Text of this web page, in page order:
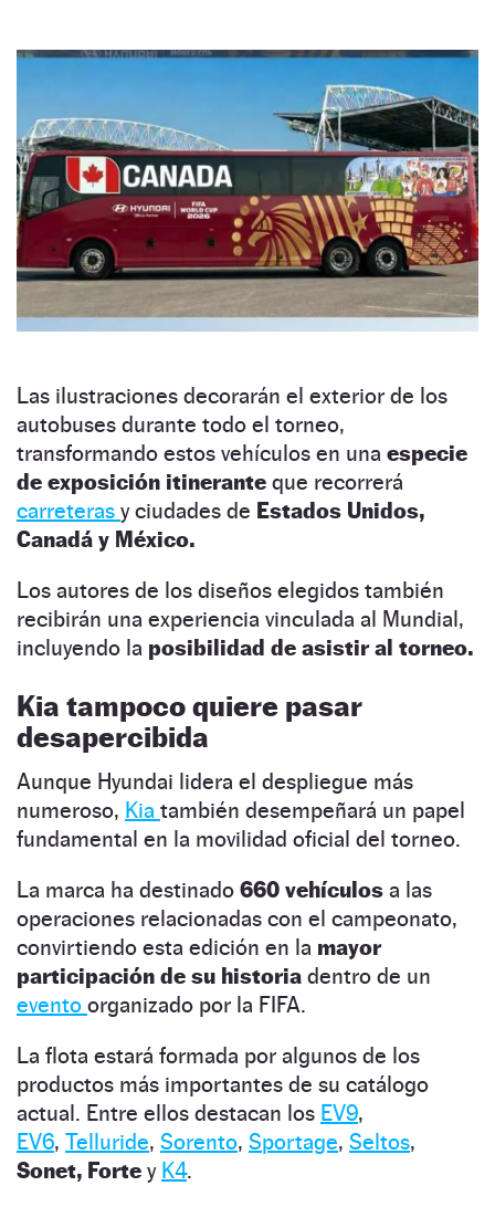
Las ilustraciones decorarán el exterior de los
autobuses durante todo el torneo,
transformando estos vehículos en una especie
de exposición itinerante que recorrerá
carreteras y ciudades de Estados Unidos,
Canadá y México.
Los autores de los diseños elegidos también
recibirán una experiencia vinculada al Mundial,
incluyendo la posibilidad de asistir al torneo.
Kia tampoco quiere pasar
desapercibida
Aunque Hyundai lidera el despliegue más
numeroso, Kia también desempeñará un papel
fundamental en la movilidad oficial del torneo.
La marca ha destinado 660 vehículos a las
operaciones relacionadas con el campeonato,
convirtiendo esta edición en la mayor
participación de su historia dentro de un
evento organizado por la FIFA.
La flota estará formada por algunos de los
productos más importantes de su catálogo
actual. Entre ellos destacan los EV9,
EV6, Telluride, Sorento, Sportage, Seltos,
Sonet, Forte y K4.